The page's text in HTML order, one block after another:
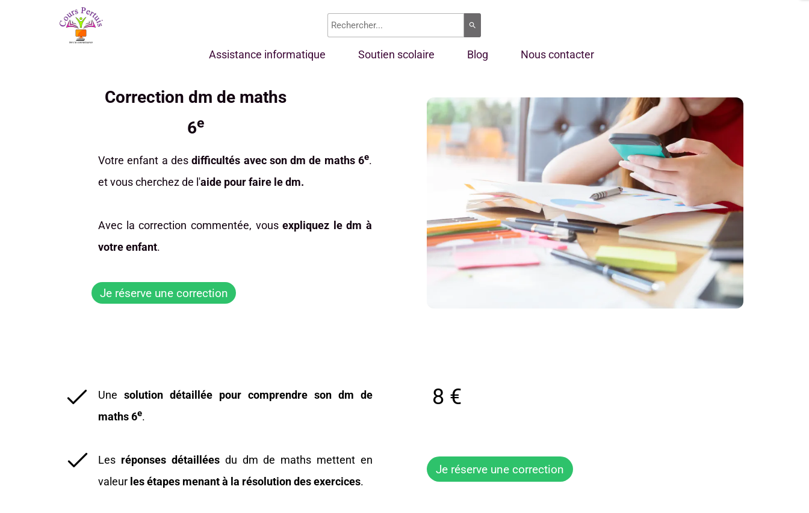
Assistance informatique Soutien scolaire Blog Nous contacter
search
Correction dm de maths
6e
Votre enfant a desdifficultés avec son dm de maths 6e.
et vous cherchez de l'aide pour faire le dm.
Avec la correction commentée, vousexpliquez le dm à
votre enfant.
Je réserve une correction
Une solution détaillée pour comprendre son dm de
maths 6e.
Les réponses détailléesdu dm de maths mettent en
valeur les étapes menant à la résolution des exercices.
8 €
Je réserve une correction